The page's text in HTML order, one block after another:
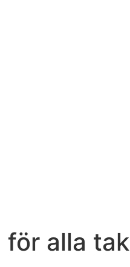
för alla tak